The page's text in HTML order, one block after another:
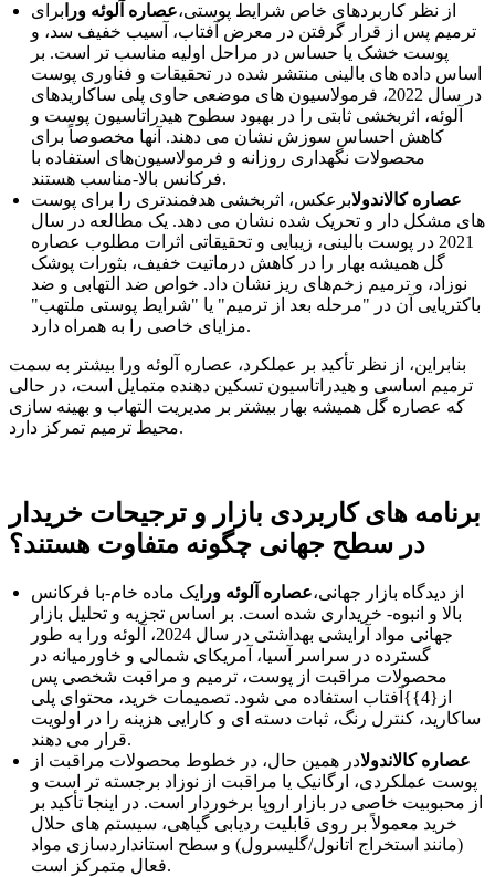
از نظر کاربردهای خاص شرایط پوستی،عصاره آلوئه ورا برای
ترمیم پس از قرار گرفتن در معرض آفتاب، آسیب خفیف سد، و
پوست خشک یا حساس در مراحل اولیه مناسب تر است. بر
اساس داده های بالینی منتشر شده در تحقیقات و فناوری پوست
در سال 2022، فرمولاسیون های موضعی حاوی پلی ساکاریدهای
آلوئه، اثربخشی ثابتی را در بهبود سطوح هیدراتاسیون پوست و
کاهش احساس سوزش نشان می دهند. آنها مخصوصاً برای
محصولات نگهداری روزانه و فرمولاسیون‌های استفاده با
فرکانس بالا-مناسب هستند.
عصاره کالاندولابرعکس، اثربخشی هدفمندتری را برای پوست
های مشکل دار و تحریک شده نشان می دهد. یک مطالعه در سال
2021 در پوست بالینی، زیبایی و تحقیقاتی اثرات مطلوب عصاره
گل همیشه بهار را در کاهش درماتیت خفیف، بثورات پوشک
نوزاد، و ترمیم زخم‌های ریز نشان داد. خواص ضد التهابی و ضد
باکتریایی آن در "مرحله بعد از ترمیم" یا "شرایط پوستی ملتهب"
مزایای خاصی را به همراه دارد.
بنابراین، از نظر تأکید بر عملکرد، عصاره آلوئه ورا بیشتر به سمت
ترمیم اساسی و هیدراتاسیون تسکین دهنده متمایل است، در حالی
که عصاره گل همیشه بهار بیشتر بر مدیریت التهاب و بهینه سازی
محیط ترمیم تمرکز دارد.
برنامه های کاربردی بازار و ترجیحات خریدار
در سطح جهانی چگونه متفاوت هستند؟
از دیدگاه بازار جهانی،عصاره آلوئه ورا یک ماده خام-با فرکانس
بالا و انبوه- خریداری شده است. بر اساس تجزیه و تحلیل بازار
جهانی مواد آرایشی بهداشتی در سال 2024، آلوئه ورا به طور
گسترده در سراسر آسیا، آمریکای شمالی و خاورمیانه در
محصولات مراقبت از پوست، ترمیم و مراقبت شخصی پس
از{4}}آفتاب استفاده می شود. تصمیمات خرید، محتوای پلی
ساکارید، کنترل رنگ، ثبات دسته ای و کارایی هزینه را در اولویت
قرار می دهند.
عصاره کالاندولادر همین حال، در خطوط محصولات مراقبت از
پوست عملکردی، ارگانیک یا مراقبت از نوزاد برجسته تر است و
از محبوبیت خاصی در بازار اروپا برخوردار است. در اینجا تأکید بر
خرید معمولاً بر روی قابلیت ردیابی گیاهی، سیستم های حلال
(مانند استخراج اتانول/گلیسرول) و سطح استانداردسازی مواد
فعال متمرکز است.